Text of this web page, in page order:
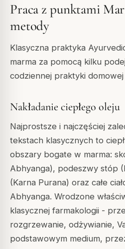
Praca z punktami
metody
Klasyczna praktyka
marma za pomocą kilku
codziennej praktyki
Nakładanie ciepłego oleju
Najprostsze i najczęściej
tekstach klasycznych to
obszary bogate w marma:
Abhyanga), podeszwy stóp
(Karna Purana) oraz całe
Abhyanga. Wrodzone
klasycznej farmakologii -
rozgrzewanie, odżywianie,
podstawowym medium,